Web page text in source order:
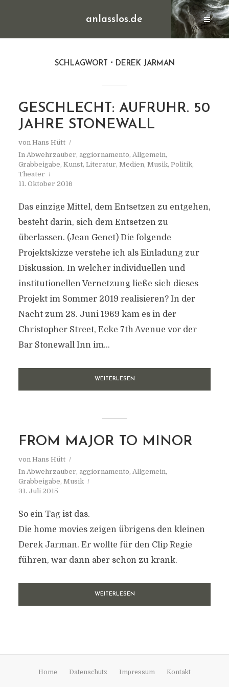
anlasslos.de
SCHLAGWORT DEREK JARMAN
GESCHLECHT: AUFRUHR. 50
JAHRE STONEWALL
von Hans Hütt
In Abwehrzauber, aggiornamento, Allgemein,
Grabbeigabe, Kunst, Literatur, Medien, Musik, Politik,
Theater
11. Oktober 2016
Das einzige Mittel, dem Entsetzen zu entgehen,
besteht darin, sich dem Entsetzen zu
überlassen. (Jean Genet) Die folgende
Projektskizze verstehe ich als Einladung zur
Diskussion. In welcher individuellen und
institutionellen Vernetzung ließe sich dieses
Projekt im Sommer 2019 realisieren? In der
Nacht zum 28. Juni 1969 kam es in der
Christopher Street, Ecke 7th Avenue vor der
Bar Stonewall Inn im...
WEITERLESEN
FROM MAJOR TO MINOR
von Hans Hütt
In Abwehrzauber, aggiornamento, Allgemein,
Grabbeigabe, Musik
31. Juli 2015
So ein Tag ist das.
Die home movies zeigen übrigens den kleinen
Derek Jarman. Er wollte für den Clip Regie
führen, war dann aber schon zu krank.
WEITERLESEN
Home Datenschutz Impressum Kontakt